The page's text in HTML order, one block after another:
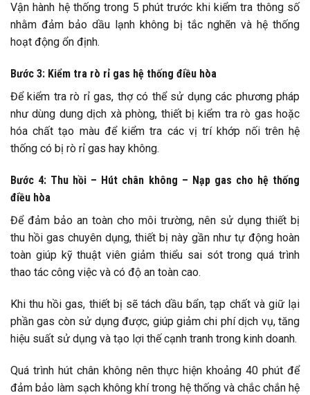
Vận hành hệ thống trong 5 phút trước khi kiểm tra thông số
nhằm đảm bảo dầu lạnh không bị tắc nghẽn và hệ thống
hoạt động ổn định.
Bước 3: Kiểm tra rò rỉ gas hệ thống điều hòa
Để kiểm tra rò rỉ gas, thợ có thể sử dụng các phương pháp
như dùng dung dịch xà phòng, thiết bị kiểm tra rò gas hoặc
hóa chất tạo màu để kiểm tra các vị trí khớp nối trên hệ
thống có bị rò rỉ gas hay không.
Bước 4: Thu hồi – Hút chân không – Nạp gas cho hệ thống
điều hòa
Để đảm bảo an toàn cho môi trường, nên sử dụng thiết bị
thu hồi gas chuyên dụng, thiết bị này gần như tự động hoàn
toàn giúp kỹ thuật viên giảm thiểu sai sót trong quá trình
thao tác công việc và có độ an toàn cao.
Khi thu hồi gas, thiết bị sẽ tách dầu bẩn, tạp chất và giữ lại
phần gas còn sử dụng được, giúp giảm chi phí dịch vụ, tăng
hiệu suất sử dụng và tạo lợi thế cạnh tranh trong kinh doanh.
Quá trình hút chân không nên thực hiện khoảng 40 phút để
đảm bảo làm sạch không khí trong hệ thống và chắc chắn hệ